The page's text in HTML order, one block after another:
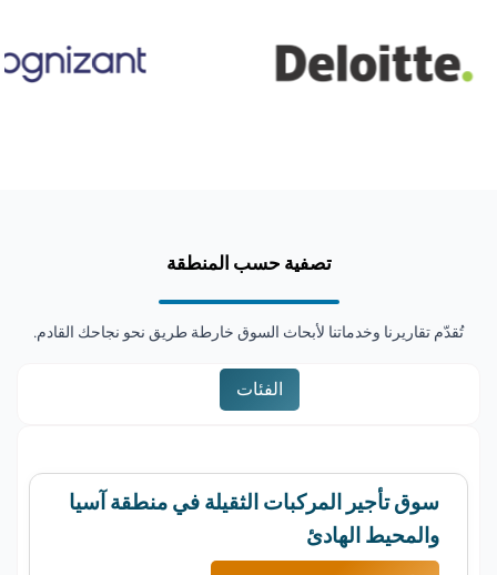
تصفية حسب المنطقة
تُقدّم تقاريرنا وخدماتنا لأبحاث السوق خارطة طريق نحو نجاحك القادم.
الفئات
سوق تأجير المركبات الثقيلة في منطقة آسيا
والمحيط الهادئ